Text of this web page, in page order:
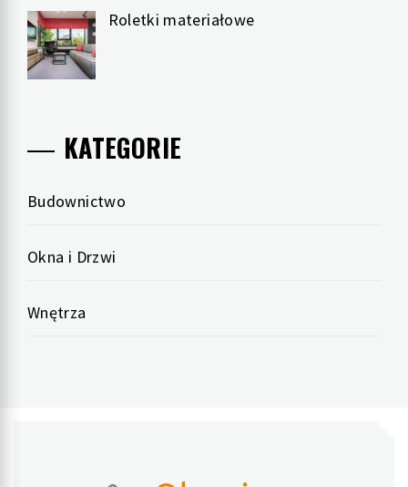
Roletki materiałowe
KATEGORIE
Budownictwo
Okna i Drzwi
Wnętrza